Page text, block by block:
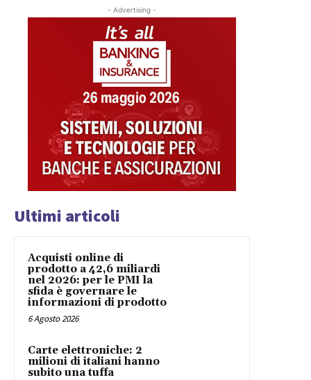
- Advertising -
Ultimi articoli
Acquisti online di
prodotto a 42,6 miliardi
nel 2026: per le PMI la
sfida è governare le
informazioni di prodotto
6 Agosto 2026
Carte elettroniche: 2
milioni di italiani hanno
subito una tuffa